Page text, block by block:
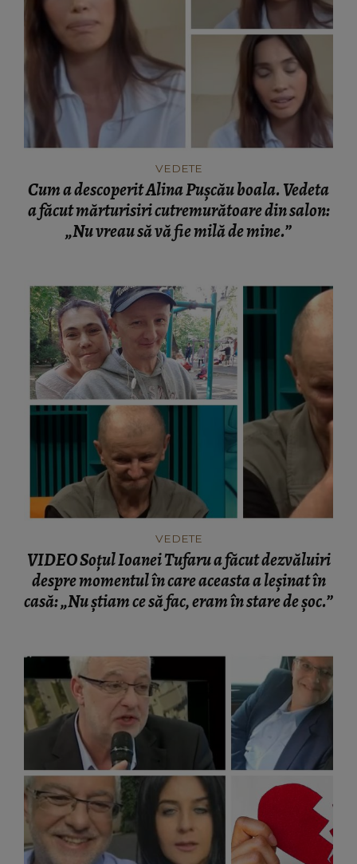
VEDETE
Cum a descoperit Alina Pușcău boala. Vedeta
a făcut mărturisiri cutremurătoare din salon:
„Nu vreau să vă fie milă de mine.”
VEDETE
VIDEO Soțul Ioanei Tufaru a făcut dezvăluiri
despre momentul în care aceasta a leșinat în
casă: „Nu știam ce să fac, eram în stare de șoc.”